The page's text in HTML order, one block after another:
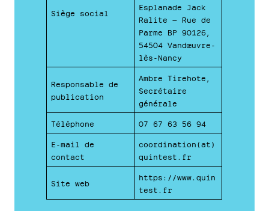
Siège social
Esplanade Jack
Ralite — Rue de
Parme BP 90126,
54504 Vandœuvre-
lès-Nancy
Responsable de
publication
Ambre Tirehote,
Secrétaire
générale
Téléphone
07 67 63 56 94
E-mail de
contact
coordination(at)
quintest.fr
Site web
https://www.quin
test.fr